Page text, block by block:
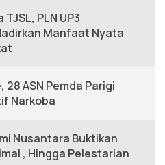
PLN UP3
Manfaat Nyata
28 ASN Pemda Parigi
Narkoba
Nusantara Buktikan
, Hingga Pelestarian